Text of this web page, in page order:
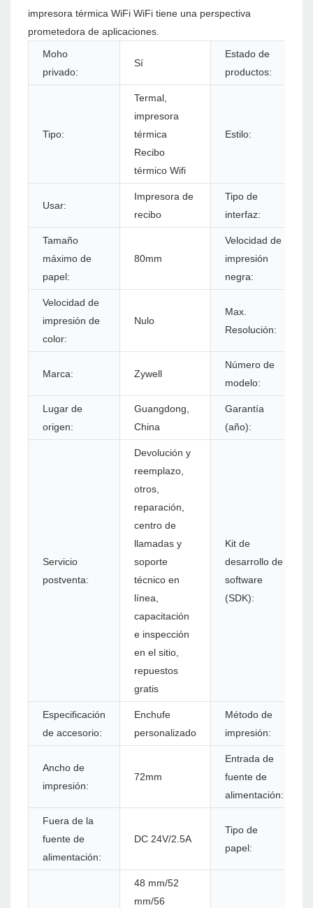
impresora térmica WiFi WiFi tiene una perspectiva
prometedora de aplicaciones.
Moho
privado:
Sí
Estado de
productos:
Tipo:
Termal,
impresora
térmica
Recibo
térmico Wifi
Estilo:
Usar:
Impresora de
recibo
Tipo de
interfaz:
Tamaño
máximo de
papel:
80mm
Velocidad de
impresión
negra:
Velocidad de
impresión de
color:
Nulo
Max.
Resolución:
Marca: Zywell
Número de
modelo:
Lugar de
origen:
Guangdong,
China
Garantía
(año):
Servicio
postventa:
Devolución y
reemplazo,
otros,
reparación,
centro de
llamadas y
soporte
técnico en
línea,
capacitación
e inspección
en el sitio,
repuestos
gratis
Kit de
desarrollo de
software
(SDK):
Especificación
de accesorio:
Enchufe
personalizado
Método de
impresión:
Ancho de
impresión:
72mm
Entrada de
fuente de
alimentación:
Fuera de la
fuente de
alimentación:
DC 24V/2.5A
Tipo de
papel:
48 mm/52
mm/56